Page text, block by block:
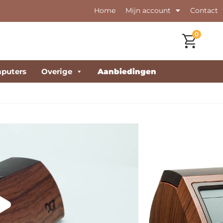
Home Mijn account Contact
0
Overige Aanbiedingen
DGT te vieren, is er een Limited Edition van de DGT
gebracht.